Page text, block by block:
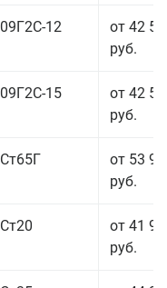
09Г2С-12
от 42
руб.
09Г2С-15
от 42
руб.
Ст65Г
от 53
руб.
Ст20
от 41
руб.